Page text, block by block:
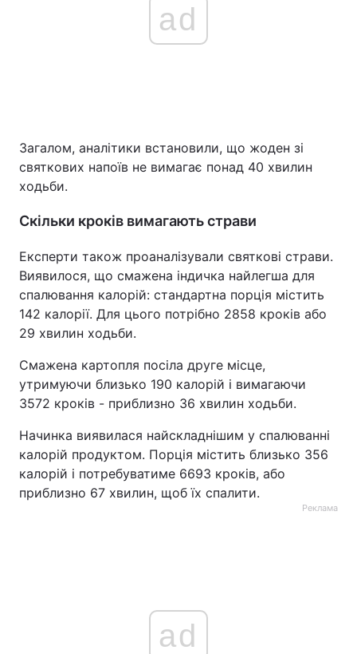
ad
Загалом, аналітики встановили, що жоден зі
святкових напоїв не вимагає понад 40 хвилин
ходьби.
Скільки кроків вимагають страви
Експерти також проаналізували святкові страви.
Виявилося, що смажена індичка найлегша для
спалювання калорій: стандартна порція містить
142 калорії. Для цього потрібно 2858 кроків або
29 хвилин ходьби.
Смажена картопля посіла друге місце,
утримуючи близько 190 калорій і вимагаючи
3572 кроків - приблизно 36 хвилин ходьби.
Начинка виявилася найскладнішим у спалюванні
калорій продуктом. Порція містить близько 356
калорій і потребуватиме 6693 кроків, або
приблизно 67 хвилин, щоб їх спалити.
Реклама
ad